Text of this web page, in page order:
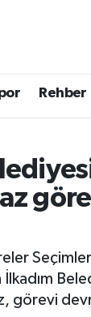
Rehber
görevi
Eczaneler
ve